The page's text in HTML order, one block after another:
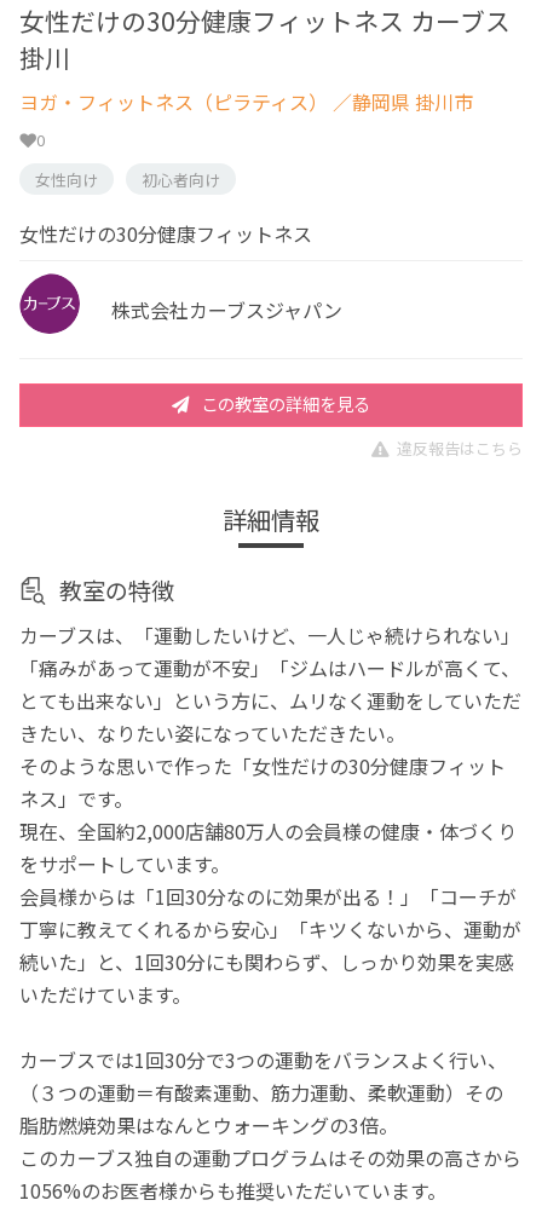
女性だけの30分健康フィットネス カーブス
掛川
ヨガ・フィットネス（ピラティス） ／静岡県 掛川市
0
女性向け
初心者向け
女性だけの30分健康フィットネス
株式会社カーブスジャパン
この教室の詳細を見る
違反報告はこちら
詳細情報
教室の特徴
カーブスは、「運動したいけど、一人じゃ続けられない」
「痛みがあって運動が不安」「ジムはハードルが高くて、
とても出来ない」という方に、ムリなく運動をしていただ
きたい、なりたい姿になっていただきたい。
そのような思いで作った「女性だけの30分健康フィット
ネス」です。
現在、全国約2,000店舗80万人の会員様の健康・体づくり
をサポートしています。
会員様からは「1回30分なのに効果が出る！」「コーチが
丁寧に教えてくれるから安心」「キツくないから、運動が
続いた」と、1回30分にも関わらず、しっかり効果を実感
いただけています。
カーブスでは1回30分で3つの運動をバランスよく行い、
（３つの運動＝有酸素運動、筋力運動、柔軟運動）その
脂肪燃焼効果はなんとウォーキングの3倍。
このカーブス独自の運動プログラムはその効果の高さから
1056%のお医者様からも推奨いただいています。